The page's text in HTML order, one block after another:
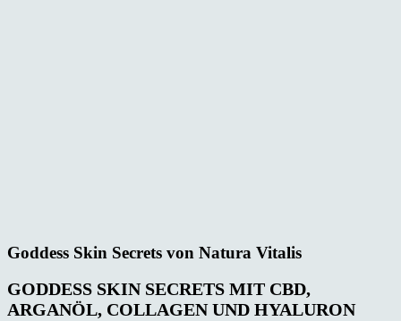
Goddess Skin Secrets von Natura Vitalis
GODDESS SKIN SECRETS MIT CBD,
ARGANÖL, COLLAGEN UND HYALURON